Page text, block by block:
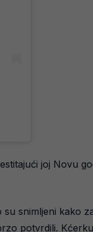
joj Novu
snimljeni kako
potvrdili.